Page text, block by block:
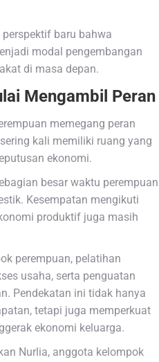
baru bahwa
modal pengembangan
di masa depan.
Mengambil Peran
memegang peran
kali memiliki ruang yang
ekonomi.
besar waktu perempuan
Kesempatan mengikuti
produktif juga masih
perempuan, pelatihan
usaha, serta penguatan
Pendekatan ini tidak hanya
tetapi juga memperkuat
ekonomi keluarga.
Nurlia, anggota kelompok